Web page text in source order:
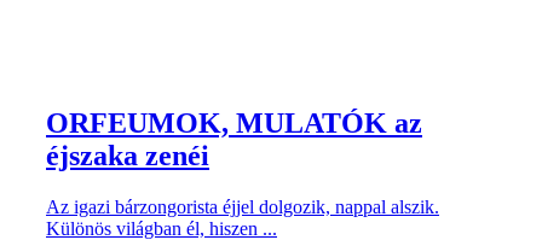
ORFEUMOK, MULATÓK az
éjszaka zenéi
Az igazi bárzongorista éjjel dolgozik, nappal alszik.
Különös világban él, hiszen ...